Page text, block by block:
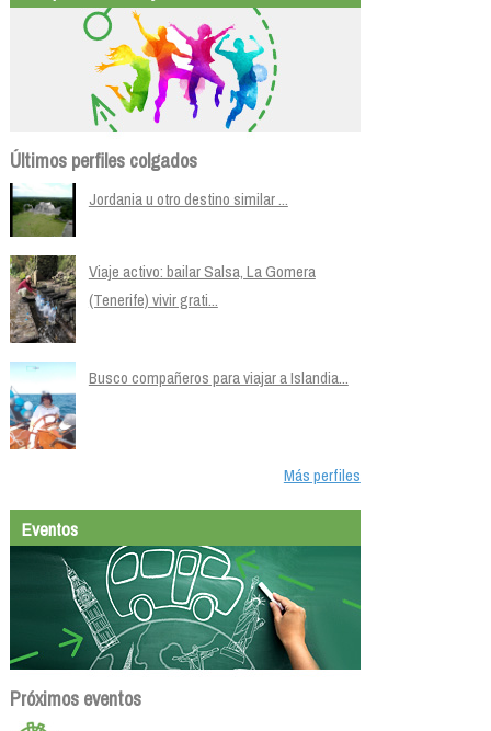
Últimos perfiles colgados
Jordania u otro destino similar ...
Viaje activo: bailar Salsa, La Gomera
(Tenerife) vivir grati...
Busco compañeros para viajar a Islandia...
Más perfiles
Eventos
Próximos eventos